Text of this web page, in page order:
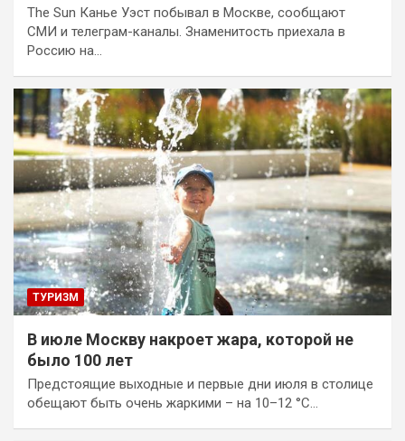
The Sun Канье Уэст побывал в Москве, сообщают
СМИ и телеграм-каналы. Знаменитость приехала в
Россию на…
ТУРИЗМ
В июле Москву накроет жара, которой не
было 100 лет
Предстоящие выходные и первые дни июля в столице
обещают быть очень жаркими – на 10–12 °С…